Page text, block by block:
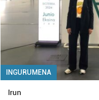
INGURUMENA
Irun